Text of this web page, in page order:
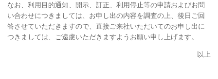
なお、利用目的通知、開示、訂正、利用停止等の申請およびお問
い合わせにつきましては、お申し出の内容を調査の上、後日ご回
答させていただきますので、直接ご来社いただいてのお申し出に
つきましては、ご遠慮いただきますようお願い申し上げます。
以上